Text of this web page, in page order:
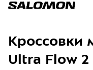
Кроссовки
Ultra Flow